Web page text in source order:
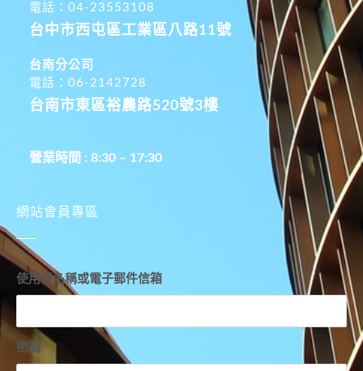
電話：04-23553108
台中市西屯區工業區八路11號
台南分公司
電話：06-2142728
台南市東區裕農路520號3樓
營業時間 : 8:30 – 17:30
網站會員專區
使用者名稱或電子郵件信箱
密碼